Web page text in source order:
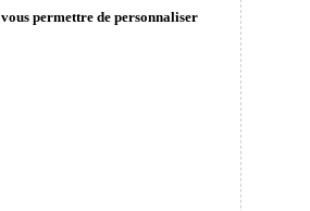
permettre de personnaliser